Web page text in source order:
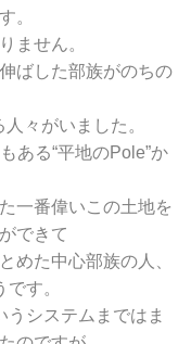
。
ません。
ばした部族がのちの
々がいました。
ある“平地のPole”か
一番偉いこの土地を
できて
めた中心部族の人、
す。
システムまではま